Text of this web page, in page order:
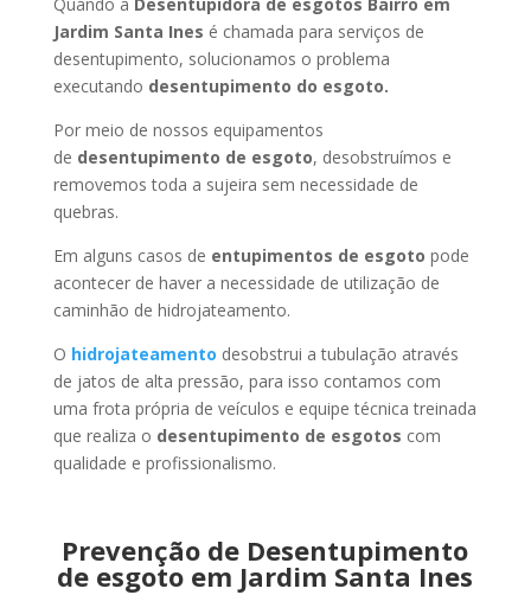
Jardim Santa Ines é chamada para serviços de
desentupimento, solucionamos o problema
executando desentupimento do esgoto.
Por meio de nossos equipamentos
de desentupimento de esgoto, desobstruímos e
removemos toda a sujeira sem necessidade de
quebras.
Em alguns casos de entupimentos de esgoto pode
acontecer de haver a necessidade de utilização de
caminhão de hidrojateamento.
O hidrojateamento desobstrui a tubulação através
de jatos de alta pressão, para isso contamos com
uma frota própria de veículos e equipe técnica treinada
que realiza o desentupimento de esgotos com
qualidade e profissionalismo.
Prevenção de Desentupimento
de esgoto em Jardim Santa Ines